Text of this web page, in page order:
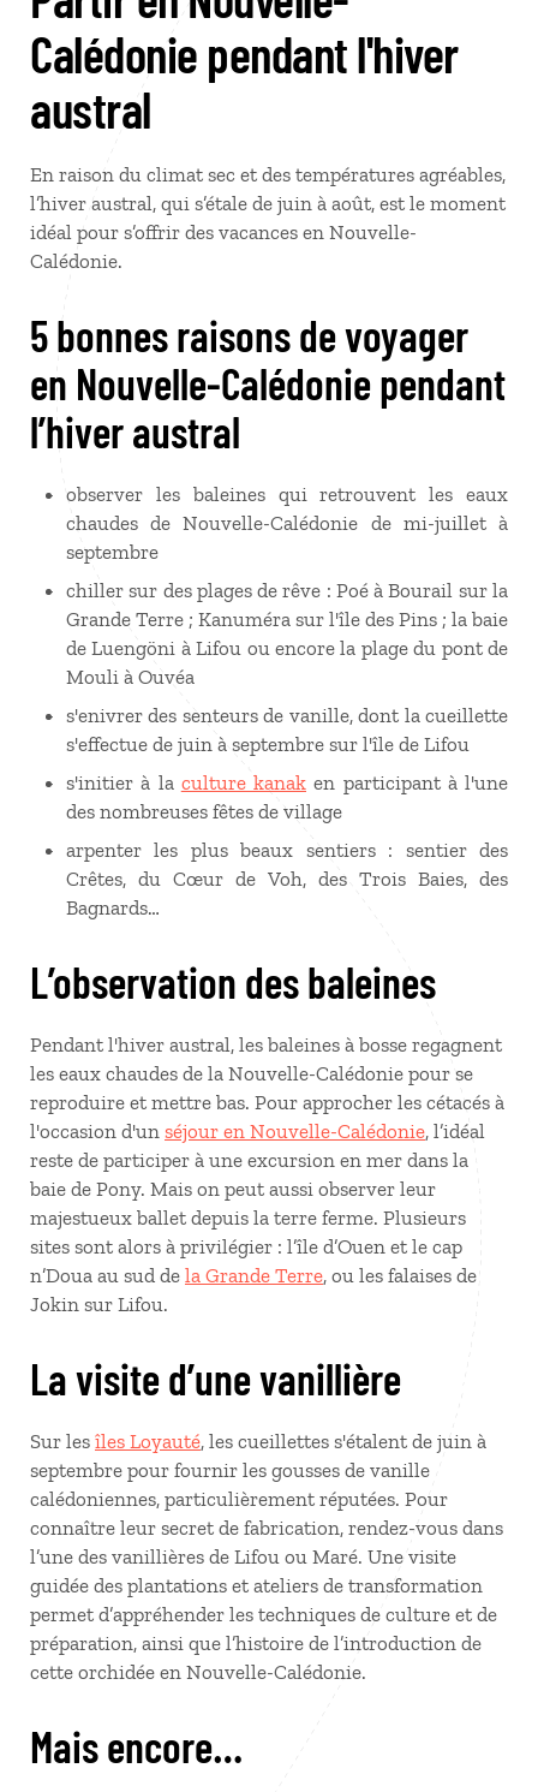
Calédonie pendant l'hiver
austral
En raison du climat sec et des températures agréables,
l’hiver austral, qui s’étale de juin à août, est le moment
idéal pour s’offrir des vacances en Nouvelle-
Calédonie.
5 bonnes raisons de voyager
en Nouvelle-Calédonie pendant
l’hiver austral
observer les baleines qui retrouvent les eaux
chaudes de Nouvelle-Calédonie de mi-juillet à
septembre
chiller sur des plages de rêve : Poé à Bourail sur la
Grande Terre ; Kanuméra sur l'île des Pins ; la baie
de Luengöni à Lifou ou encore la plage du pont de
Mouli à Ouvéa
s'enivrer des senteurs de vanille, dont la cueillette
s'effectue de juin à septembre sur l'île de Lifou
s'initier à la culture kanak en participant à l'une
des nombreuses fêtes de village
arpenter les plus beaux sentiers : sentier des
Crêtes, du Cœur de Voh, des Trois Baies, des
Bagnards…
L’observation des baleines
Pendant l'hiver austral, les baleines à bosse regagnent
les eaux chaudes de la Nouvelle-Calédonie pour se
reproduire et mettre bas. Pour approcher les cétacés à
l'occasion d'un séjour en Nouvelle-Calédonie, l’idéal
reste de participer à une excursion en mer dans la
baie de Pony. Mais on peut aussi observer leur
majestueux ballet depuis la terre ferme. Plusieurs
sites sont alors à privilégier : l’île d’Ouen et le cap
n’Doua au sud de la Grande Terre, ou les falaises de
Jokin sur Lifou.
La visite d’une vanillière
Sur les îles Loyauté, les cueillettes s'étalent de juin à
septembre pour fournir les gousses de vanille
calédoniennes, particulièrement réputées. Pour
connaître leur secret de fabrication, rendez-vous dans
l’une des vanillières de Lifou ou Maré. Une visite
guidée des plantations et ateliers de transformation
permet d’appréhender les techniques de culture et de
préparation, ainsi que l’histoire de l’introduction de
cette orchidée en Nouvelle-Calédonie.
Mais encore…